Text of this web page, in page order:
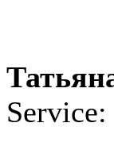
Service: